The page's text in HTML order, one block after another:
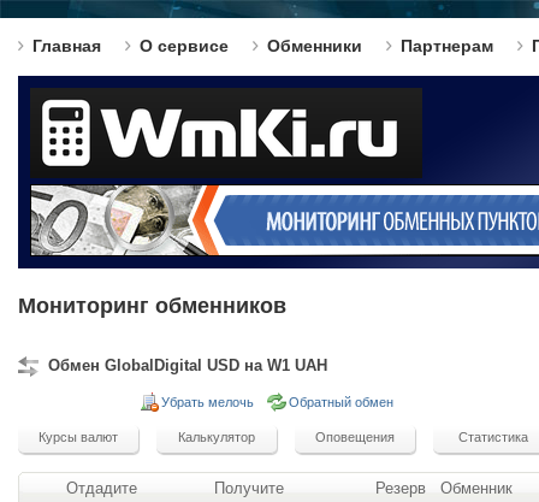
Главная О сервисе Обменники Партнерам
Мониторинг обменников
Обмен GlobalDigital USD на W1 UAH
Убрать мелочь Обратный обмен
Отдадите Получите Резерв Обменник